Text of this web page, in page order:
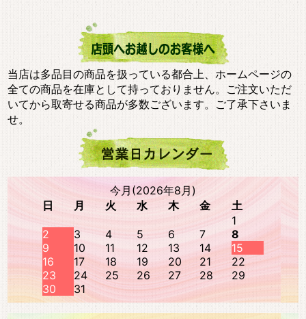
当店は多品目の商品を扱っている都合上、ホームページの
全ての商品を在庫として持っておりません。ご注文いただ
いてから取寄せる商品が多数ございます。ご了承下さいま
せ。
今月(2026年8月)
日
月 火 水 木 金
土
1
2
3 4 5 6 7
8
9
10 11 12 13 14
15
16
17 18 19 20 21
22
23
24 25 26 27 28
29
30
31